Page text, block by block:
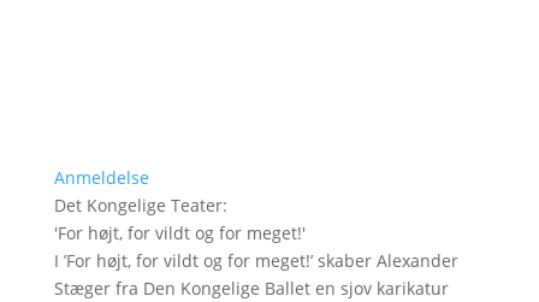
Anmeldelse
Det Kongelige Teater:
'For højt, for vildt og for meget!'
I ’For højt, for vildt og for meget!’ skaber Alexander
Stæger fra Den Kongelige Ballet en sjov karikatur